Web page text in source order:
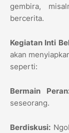
gembira,
bercerita.
Kegiatan Inti
akan
seperti:
Bermain
seseorang.
Berdiskusi: